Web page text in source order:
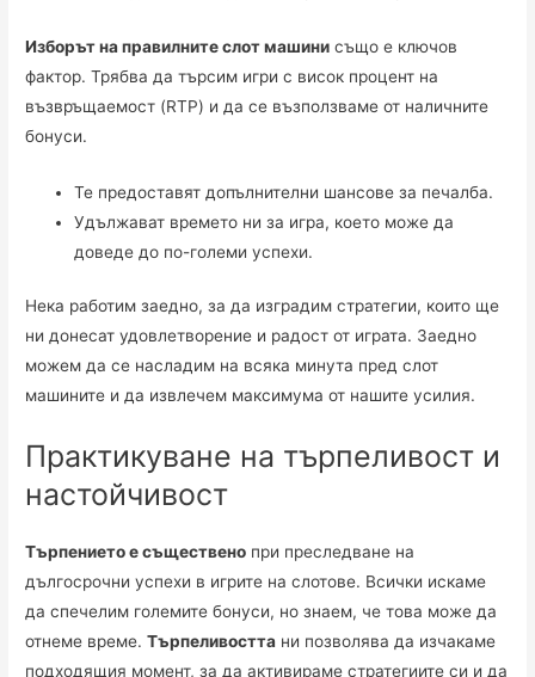
Изборът на правилните слот машини също е ключов
фактор. Трябва да търсим игри с висок процент на
възвръщаемост (RTP) и да се възползваме от наличните
бонуси.
Те предоставят допълнителни шансове за печалба.
Удължават времето ни за игра, което може да
доведе до по-големи успехи.
Нека работим заедно, за да изградим стратегии, които ще
ни донесат удовлетворение и радост от играта. Заедно
можем да се насладим на всяка минута пред слот
машините и да извлечем максимума от нашите усилия.
Практикуване на търпеливост и
настойчивост
Търпението е съществено при преследване на
дългосрочни успехи в игрите на слотове. Всички искаме
да спечелим големите бонуси, но знаем, че това може да
отнеме време.Търпеливостта ни позволява да изчакаме
подходящия момент, за да активираме стратегиите си и да